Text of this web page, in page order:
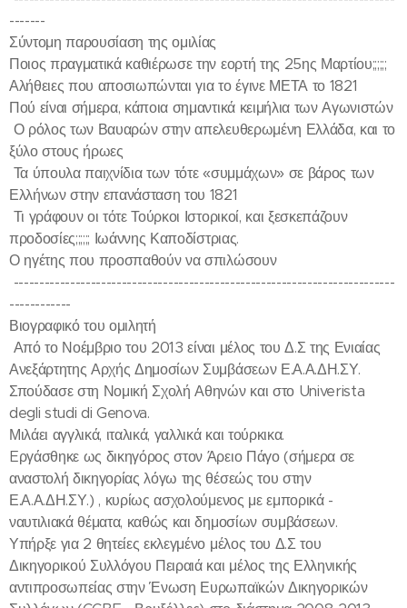
-------
Σύντομη παρουσίαση της ομιλίας
Ποιος πραγματικά καθιέρωσε την εορτή της 25ης Μαρτίου;;;;;;
Αλήθειες που αποσιωπώνται για το έγινε ΜΕΤΑ το 1821
Πού είναι σήμερα, κάποια σημαντικά κειμήλια των Αγωνιστών
Ο ρόλος των Βαυαρών στην απελευθερωμένη Ελλάδα, και το
ξύλο στους ήρωες
Τα ύπουλα παιχνίδια των τότε «συμμάχων» σε βάρος των
Ελλήνων στην επανάσταση του 1821
Τι γράφουν οι τότε Τούρκοι Ιστορικοί, και ξεσκεπάζουν
προδοσίες;;;;;; Ιωάννης Καποδίστριας.
Ο ηγέτης που προσπαθούν να σπιλώσουν
--------------------------------------------------------------------------
------------
Βιογραφικό του ομιλητή
Από το Νοέμβριο του 2013 είναι μέλος του Δ.Σ της Ενιαίας
Ανεξάρτητης Αρχής Δημοσίων Συμβάσεων Ε.Α.Α.ΔΗ.ΣΥ.
Σπούδασε στη Νομική Σχολή Αθηνών και στο Univerista
degli studi di Genova.
Μιλάει αγγλικά, ιταλικά, γαλλικά και τούρκικα.
Eργάσθηκε ως δικηγόρος στον Άρειο Πάγο (σήμερα σε
αναστολή δικηγορίας λόγω της θέσεώς του στην
Ε.Α.Α.ΔΗ.ΣΥ.) , κυρίως ασχολούμενος με εμπορικά -
ναυτιλιακά θέματα, καθώς και δημοσίων συμβάσεων.
Υπήρξε για 2 θητείες εκλεγμένο μέλος του Δ.Σ του
Δικηγορικού Συλλόγου Πειραιά και μέλος της Ελληνικής
αντιπροσωπείας στην Ένωση Ευρωπαϊκών Δικηγορικών